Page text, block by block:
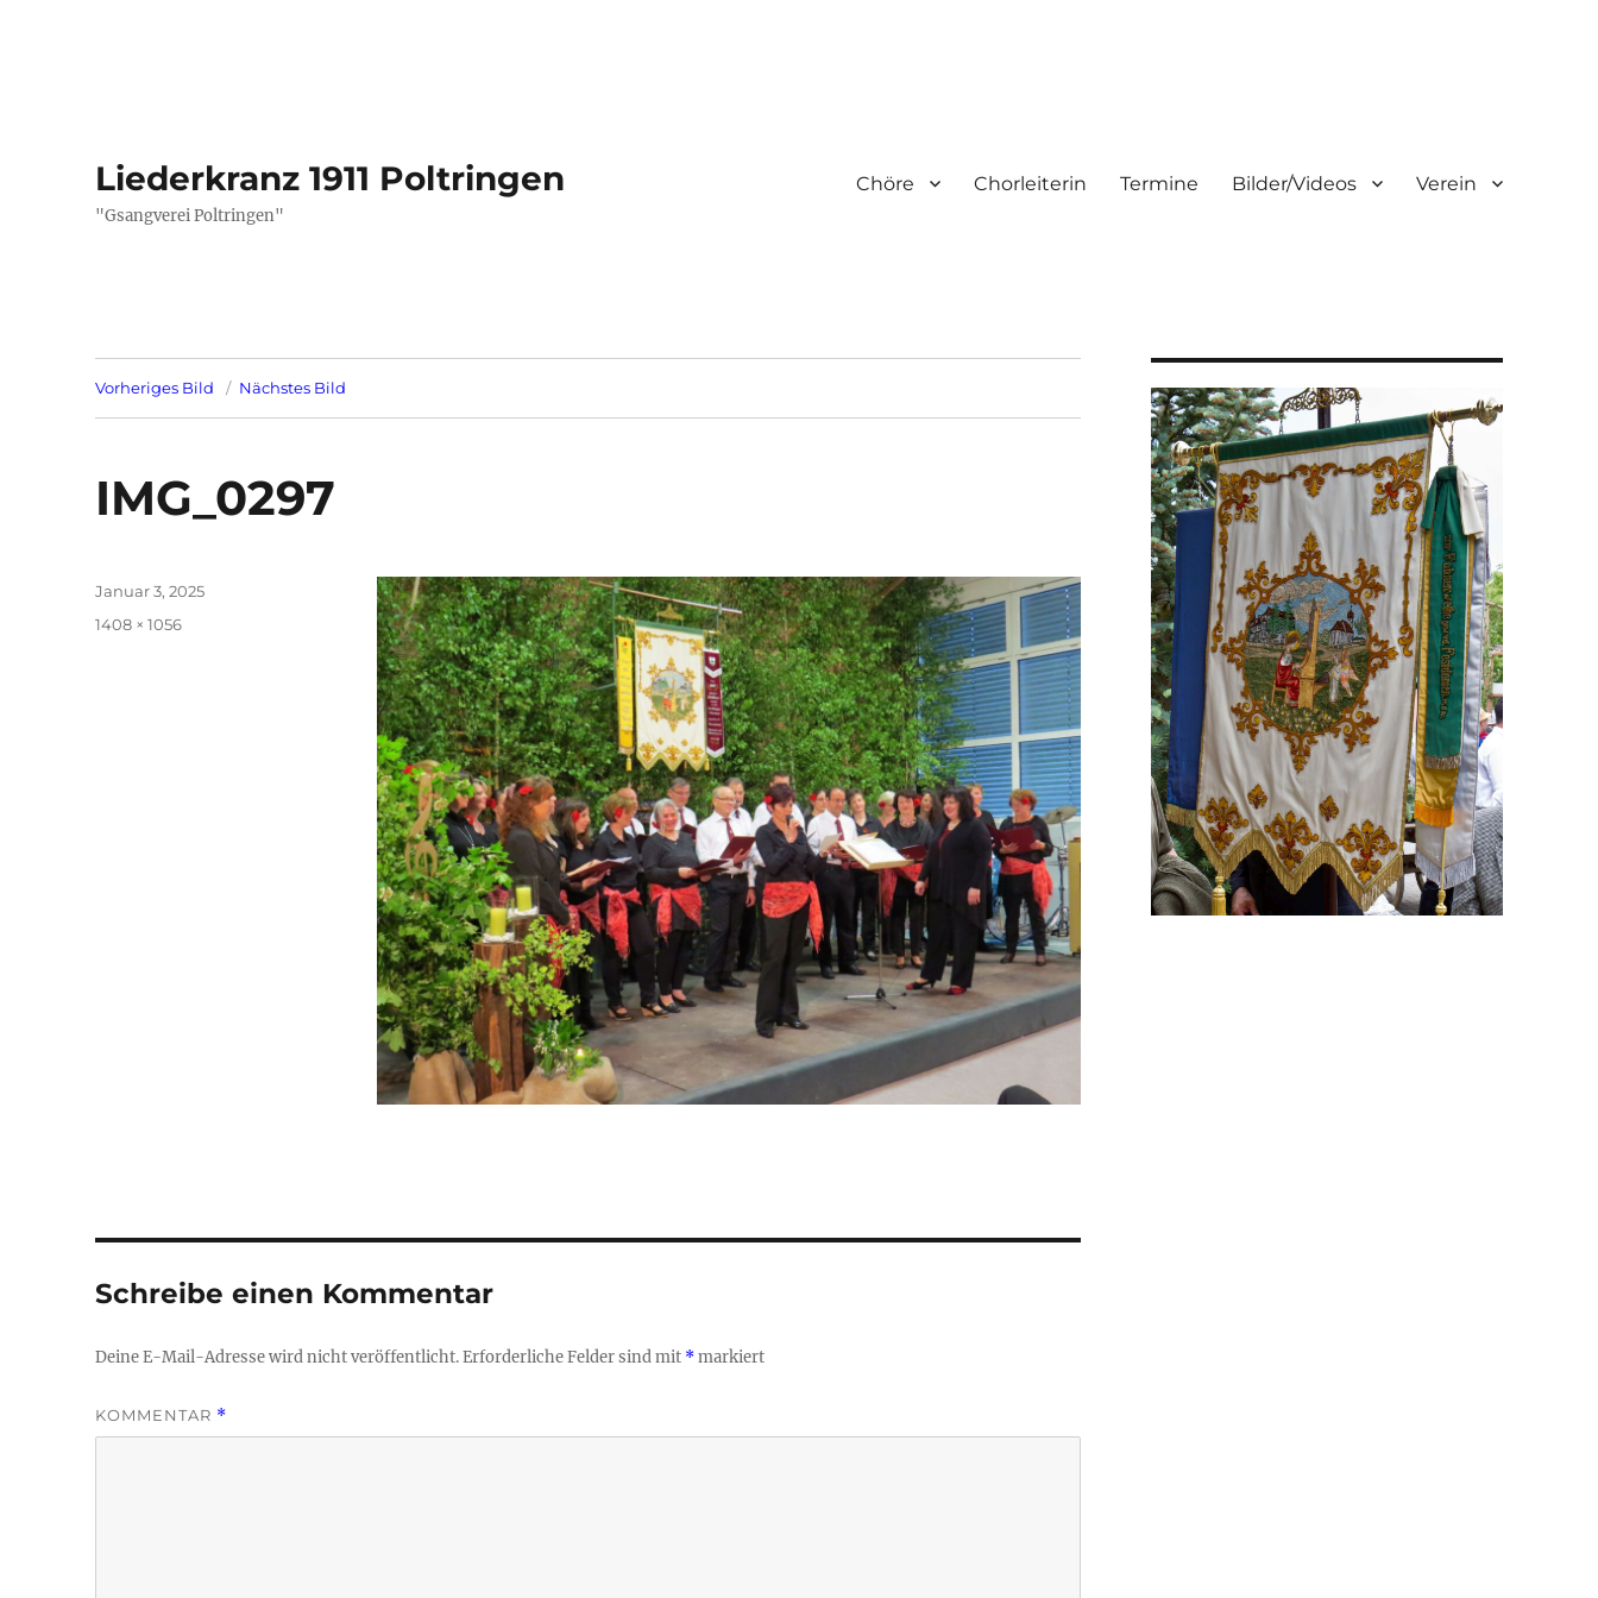
Liederkranz 1911 Poltringen
"Gsangverei Poltringen"
Chöre Chorleiterin Termine Bilder/Videos Verein
Vorheriges Bild Nächstes Bild
IMG_0297
Veröffentlicht
Januar 3, 2025
Originalgröße
1408 × 1056
Schreibe einen Kommentar
Deine E-Mail-Adresse wird nicht veröffentlicht.Erforderliche Felder sind mit *markiert
KOMMENTAR *